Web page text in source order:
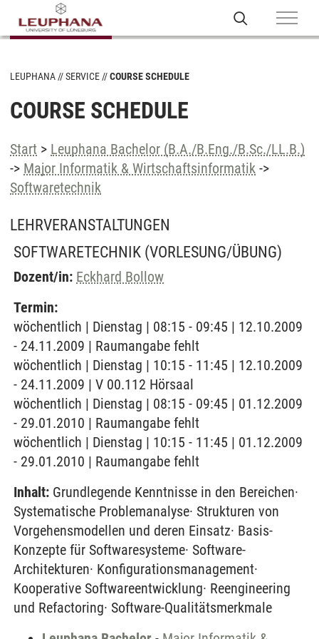
LEUPHANA SERVICE COURSE SCHEDULE
COURSE SCHEDULE
Start > Leuphana Bachelor (B.A./B.Eng./B.Sc./LL.B.)
-> Major Informatik & Wirtschaftsinformatik ->
Softwaretechnik
LEHRVERANSTALTUNGEN
SOFTWARETECHNIK (VORLESUNG/ÜBUNG)
Dozent/in: Eckhard Bollow
Termin:
wöchentlich | Dienstag | 08:15 - 09:45 | 12.10.2009
- 24.11.2009 | Raumangabe fehlt
wöchentlich | Dienstag | 10:15 - 11:45 | 12.10.2009
- 24.11.2009 | V 00.112 Hörsaal
wöchentlich | Dienstag | 08:15 - 09:45 | 01.12.2009
- 29.01.2010 | Raumangabe fehlt
wöchentlich | Dienstag | 10:15 - 11:45 | 01.12.2009
- 29.01.2010 | Raumangabe fehlt
Inhalt: Grundlegende Kenntnisse in den Bereichen·
Systematische Problemanalyse· Strukturen von
Vorgehensmodellen und deren Einsatz· Basis-
Konzepte für Softwaresysteme· Software-
Architekturen· Konfigurationsmanagement·
Kooperative Softwareentwicklung· Reengineering
und Refactoring· Software-Qualitätsmerkmale